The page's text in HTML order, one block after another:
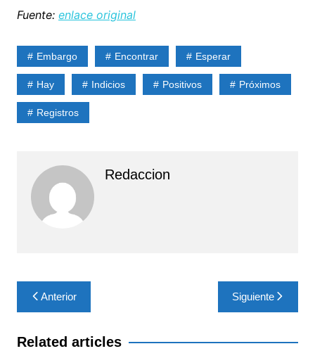
Fuente: enlace original
Embargo Encontrar Esperar
Hay Indicios Positivos Próximos
Registros
Redaccion
Navegación
de
entradas
Anterior Siguiente
Related articles